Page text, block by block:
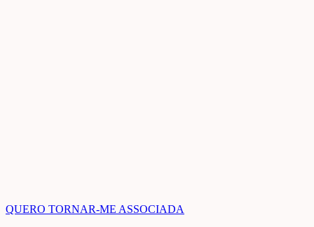
QUERO TORNAR-ME ASSOCIADA